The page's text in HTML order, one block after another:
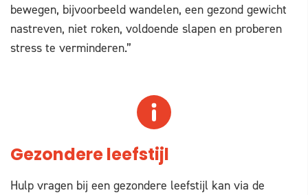
bewegen, bijvoorbeeld wandelen, een gezond gewicht
nastreven, niet roken, voldoende slapen en proberen
stress te verminderen.”
Gezondere leefstijl
Hulp vragen bij een gezondere leefstijl kan via de